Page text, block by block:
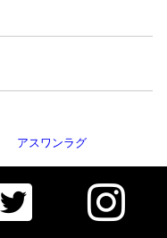
アスワンラグ